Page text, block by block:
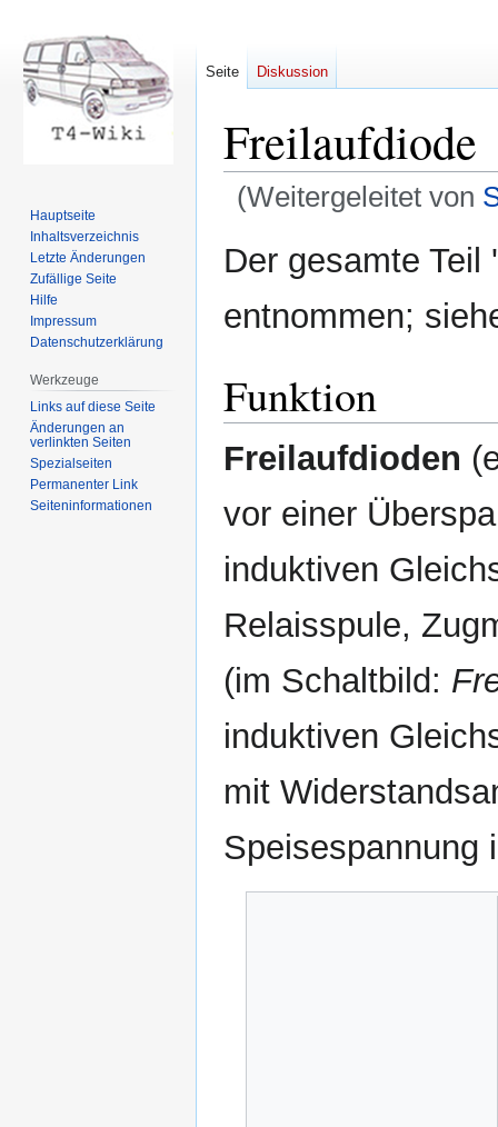
Freilaufdiode
(Weitergeleitet von
Navigation
Suche
Der gesamte
entnommen;
Funktion
Freilaufdioden
vor einer
induktiven
Relaisspule,
(im Schaltbild:
induktiven
mit
Speisespannung
Seite Diskussion
Hauptseite
Inhaltsverzeichnis
Letzte Änderungen
Zufällige Seite
Hilfe
Impressum
Datenschutzerklärung
Werkzeuge
Links auf diese Seite
Änderungen an
verlinkten Seiten
Spezialseiten
Permanenter Link
Seiten­informationen